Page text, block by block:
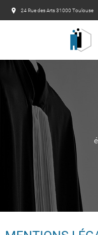
24 Rue des Arts 31000 Toulouse